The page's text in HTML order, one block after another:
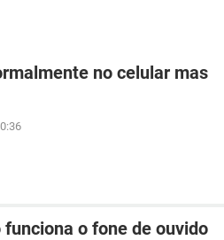
no celular mas
o fone de ouvido